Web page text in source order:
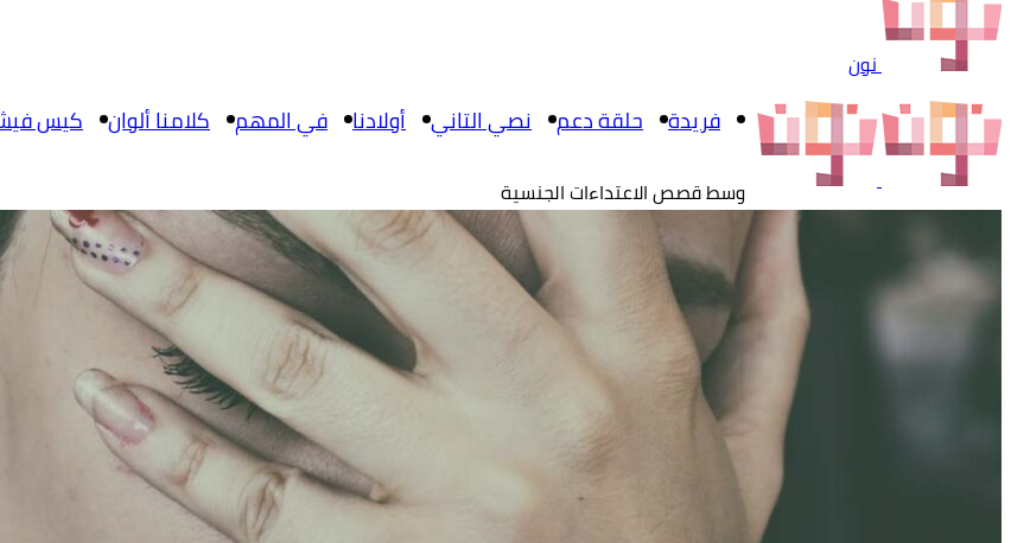
نون
فريدة حلقة دعم نصي التاني أولادنا في المهم كلامنا ألوان كيس
وسط قصص الاعتداءات الجنسية